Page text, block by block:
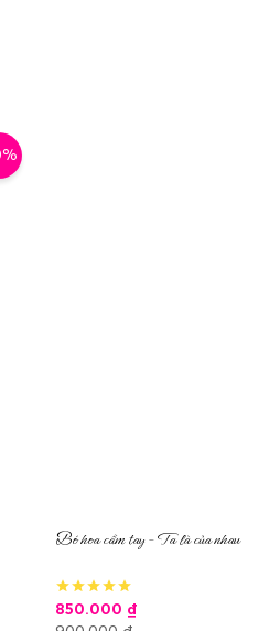
Bó hoa cầm tay – Ta là của nhau
850.000 ₫